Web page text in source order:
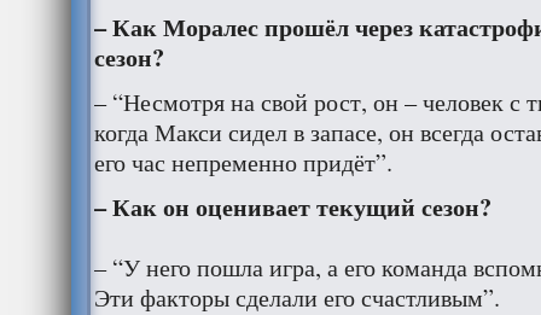
– Как Моралес прошёл через
сезон?
– “Несмотря на свой рост, он – человек
когда Макси сидел в запасе, он всегда
его час непременно придёт”.
– Как он оценивает текущий сезон?
– “У него пошла игра, а его команда
Эти факторы сделали его счастливым”.